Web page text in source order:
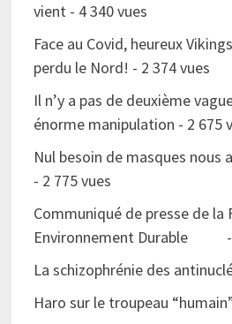
vient- 4 340 vues
Face au Covid, heureux
perdu le Nord! - 2 374 vues
Il n’y a pas de deuxième
énorme manipulation - 2 675
Nul besoin de masques nous
- 2 775 vues
Communiqué de presse de la
Environnement Durable
La schizophrénie des
Haro sur le troupeau